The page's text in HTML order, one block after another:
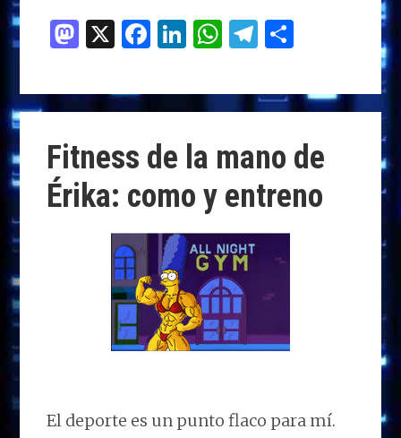
M
to
d
o
n
X F
ce
b
o
o
k
Li
k
e
dI
n
W
at
s
A
p
p
T
e
g
ra
m
m
p
ar
ti
r
Fitness de la mano de
Érika: como y entreno
El deporte es un punto flaco para mí.